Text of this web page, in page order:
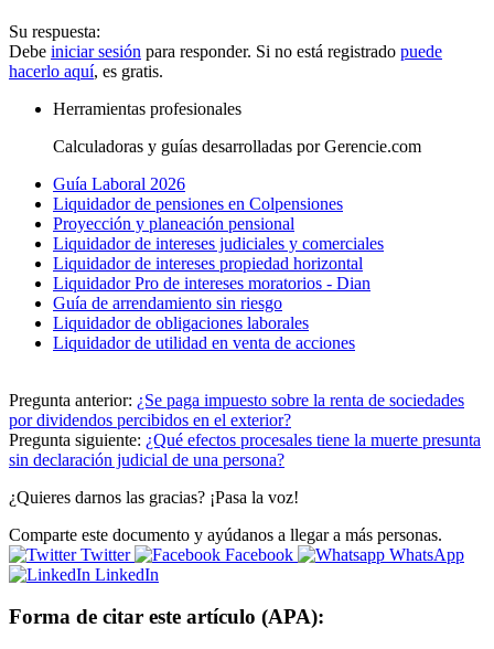
Su respuesta:
Debe iniciar sesión para responder. Si no está registrado puede
hacerlo aquí, es gratis.
Herramientas profesionales
Calculadoras y guías desarrolladas por Gerencie.com
Guía Laboral 2026
Liquidador de pensiones en Colpensiones
Proyección y planeación pensional
Liquidador de intereses judiciales y comerciales
Liquidador de intereses propiedad horizontal
Liquidador Pro de intereses moratorios - Dian
Guía de arrendamiento sin riesgo
Liquidador de obligaciones laborales
Liquidador de utilidad en venta de acciones
Pregunta anterior: ¿Se paga impuesto sobre la renta de sociedades
por dividendos percibidos en el exterior?
Pregunta siguiente: ¿Qué efectos procesales tiene la muerte presunta
sin declaración judicial de una persona?
¿Quieres darnos las gracias? ¡Pasa la voz!
Comparte este documento y ayúdanos a llegar a más personas.
Twitter
Facebook
WhatsApp
LinkedIn
Forma de citar este artículo (APA):